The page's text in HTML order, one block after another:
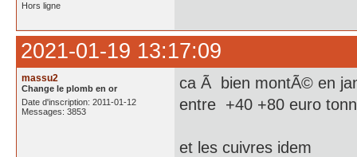
Hors ligne
2021-01-19 13:17:09
massu2
Change le plomb en or
Date d'inscription: 2011-01-12
Messages: 3853
ca Ã bien montÃ© en
entre +40 +80 euro
et les cuivres idem